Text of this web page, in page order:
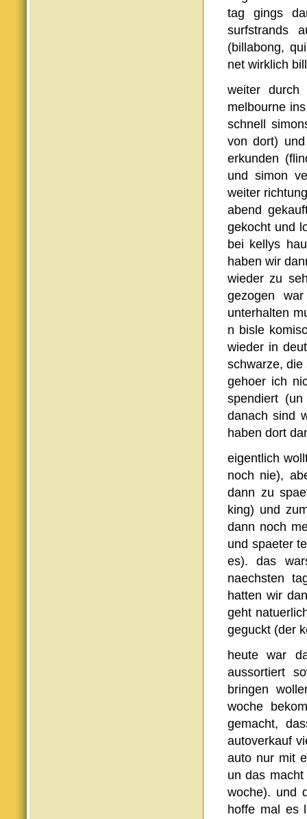
tag gings
surfstrands
(billabong,
net wirklich
weiter
melbourne
schnell
von dort)
erkunden
und simon
weiter
abend
gekocht und
bei kellys
haben wir
wieder zu
gezogen
unterhalten
n bisle
wieder in
schwarze,
gehoer ich
spendiert
danach sind
haben dort
eigentlich
noch nie),
dann zu
king) und
dann noch
und spaeter
es). das
naechsten
hatten wir
geht
geguckt (der
heute war
aussortiert
bringen
woche
gemacht,
autoverkauf
auto nur mit
un das
woche). und
hoffe mal es